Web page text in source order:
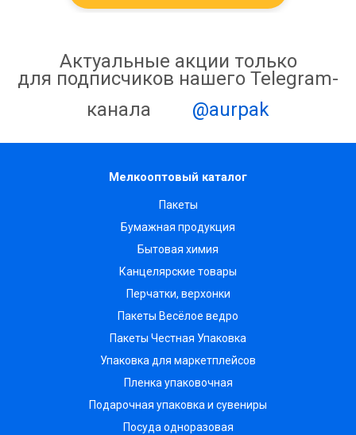
Актуальные акции только
для подписчиков нашего Telegram-
канала
@aurpak
Мелкооптовый каталог
Пакеты
Бумажная продукция
Бытовая химия
Канцелярские товары
Перчатки, верхонки
Пакеты Весёлое ведро
Пакеты Честная Упаковка
Упаковка для маркетплейсов
Пленка упаковочная
Подарочная упаковка и сувениры
Посуда одноразовая